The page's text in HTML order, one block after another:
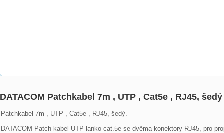
DATACOM Patchkabel 7m , UTP , Cat5e , RJ45, šedý
Patchkabel 7m , UTP , Cat5e , RJ45, šedý.
DATACOM Patch kabel UTP lanko cat.5e se dvěma konektory RJ45, pro